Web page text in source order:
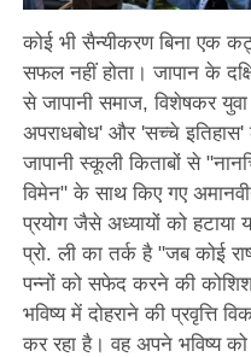
कोई भी सैन्यीकरण बिना एक
सफल नहीं होता। जापान के
से जापानी समाज, विशेषकर
अपराधबोध' और 'सच्चे इतिहास'
जापानी स्कूली किताबों से
विमेन" के साथ किए गए
प्रयोग जैसे अध्यायों को हटाया
प्रो. ली का तर्क है "जब कोई
पन्नों को सफेद करने की
भविष्य में दोहराने की प्रवृत्ति
कर रहा है। वह अपने भविष्य